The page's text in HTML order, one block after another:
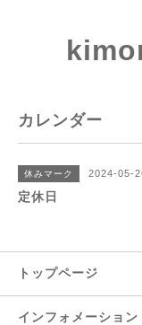
カレンダー
休みマーク 2024-05-
定休日
トップページ
インフォメーション